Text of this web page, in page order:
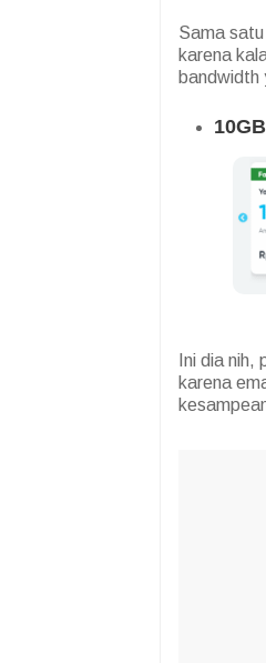
Sama
karena
bandwidth
Ini dia
karena